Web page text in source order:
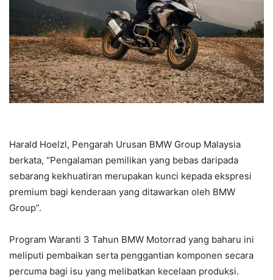
Harald Hoelzl, Pengarah Urusan BMW Group Malaysia
berkata, “Pengalaman pemilikan yang bebas daripada
sebarang kekhuatiran merupakan kunci kepada ekspresi
premium bagi kenderaan yang ditawarkan oleh BMW
Group”.
Program Waranti 3 Tahun BMW Motorrad yang baharu ini
meliputi pembaikan serta penggantian komponen secara
percuma bagi isu yang melibatkan kecelaan produksi.